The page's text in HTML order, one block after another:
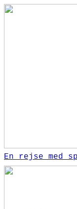
En rejse med